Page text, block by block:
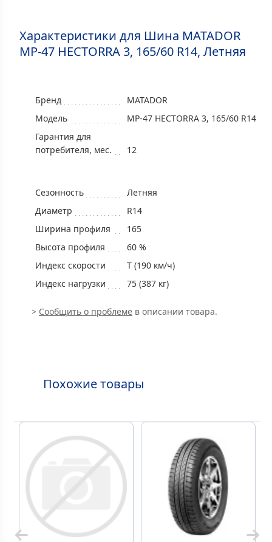
Характеристики для Шина MATADOR
MP-47 HECTORRA 3, 165/60 R14, Летняя
Бренд
MATADOR
Модель
MP-47 HECTORRA 3, 165/60 R14
Гарантия для
потребителя, мес.
12
Сезонность
Летняя
Диаметр
R14
Ширина профиля
165
Высота профиля
60 %
Индекс скорости
T (190 км/ч)
Индекс нагрузки
75 (387 кг)
> Сообщить о проблеме в описании товара.
Похожие товары